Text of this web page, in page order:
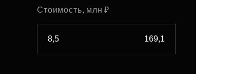
Стоимость, млн ₽